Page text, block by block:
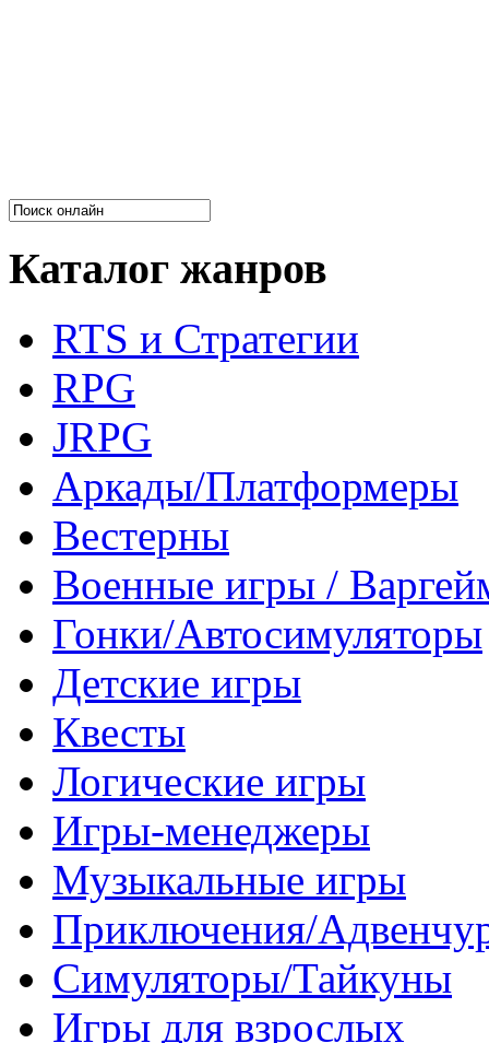
Каталог жанров
RTS и Стратегии
RPG
JRPG
Аркады/Платформеры
Вестерны
Военные игры /
Гонки/Автосимуляторы
Детские игры
Квесты
Логические игры
Игры-менеджеры
Музыкальные игры
Приключения/
Симуляторы/Тайкуны
Игры для взрослых